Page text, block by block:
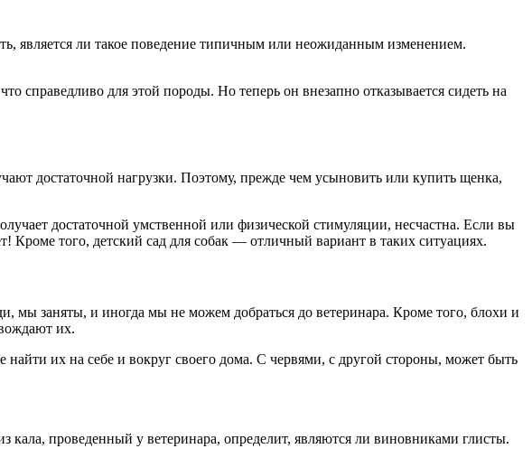
является ли такое поведение типичным или неожиданным изменением.
справедливо для этой породы. Но теперь он внезапно отказывается сидеть на
достаточной нагрузки. Поэтому, прежде чем усыновить или купить щенка,
достаточной умственной или физической стимуляции, несчастна. Если вы
Кроме того, детский сад для собак — отличный вариант в таких ситуациях.
мы заняты, и иногда мы не можем добраться до ветеринара. Кроме того, блохи и
их.
их на себе и вокруг своего дома. С червями, с другой стороны, может быть
проведенный у ветеринара, определит, являются ли виновниками глисты.